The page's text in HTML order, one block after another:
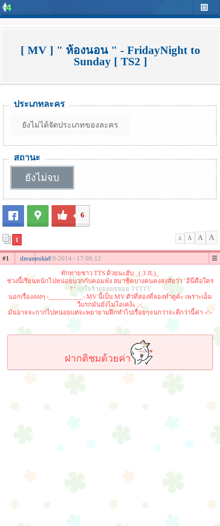
[ MV ] " ห้องนอน " - FridayNight to
Sunday [ TS2 ]
ประเภทละคร
ยังไม่ได้จัดประเภทของละคร
สถานะ
ยังไม่จบ
6
1 A A A A
#1 dreamrukaf31-10-2014 - 17:08:12
ทักทายชาว TTS ด้วยนะฮับ _(:3 JL)_
ช่วงนี้เรียนหนักไปหน่อยบวกกับคอมพัง สมาชิคบางคนคงสงสัยว่า ' อีนี่คือใคร
? ' ////ใจร้ายยยยยยยย TTTTT
นอกเรื่องงงงๆ -__________- MV นี้เป็น MV ตัวที่สองที่ลองทำดูค้ะ เพราะเอ็ม
วีเเรกมันยังไม่โอเคง้ะ ;-;
มันอาจจะกากไปหน่อยเเต่จะพยายามฝึกทำไปเรื่อยๆจนกว่าจะดีกว่านี้ค่า -/\-
ฝากติชมด้วยค่า